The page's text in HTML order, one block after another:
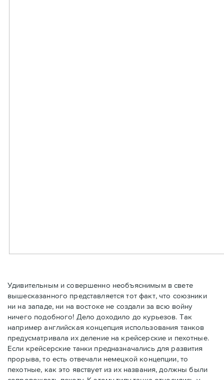
Удивительным и совершенно необъяснимым в свете
вышесказанного представляется тот факт, что союзники
ни на западе, ни на востоке не создали за всю войну
ничего подобного! Дело доходило до курьезов. Так
например английская концепция использования танков
предусматривала их деление на крейсерские и пехотные.
Если крейсерские танки предназначались для развития
прорыва, то есть отвечали немецкой концепции, то
пехотные, как это явствует из их названия, должны были